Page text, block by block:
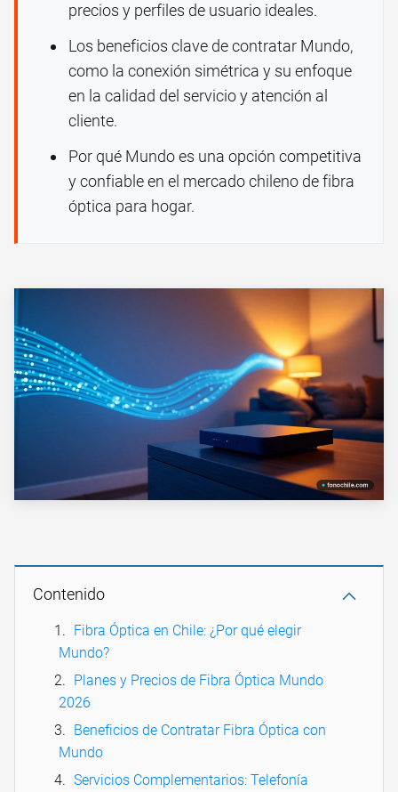
precios y perfiles de usuario ideales.
Los beneficios clave de contratar Mundo,
como la conexión simétrica y su enfoque
en la calidad del servicio y atención al
cliente.
Por qué Mundo es una opción competitiva
y confiable en el mercado chileno de fibra
óptica para hogar.
Contenido
Fibra Óptica en Chile: ¿Por qué elegir
Mundo?
Planes y Precios de Fibra Óptica Mundo
2026
Beneficios de Contratar Fibra Óptica con
Mundo
Servicios Complementarios: Telefonía